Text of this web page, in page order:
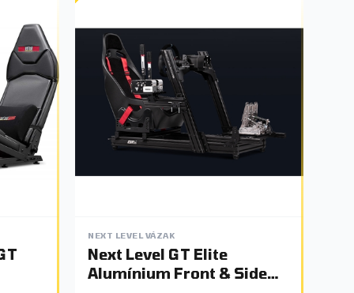
NEXT LEVEL VÁZAK
Next Level GT Elite
Alumínium Front & Side